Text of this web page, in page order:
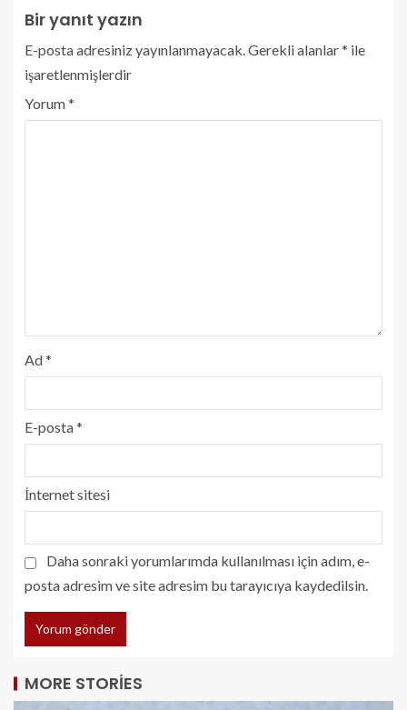
Bir yanıt yazın
E-posta adresiniz yayınlanmayacak.Gerekli alanlar* ile
işaretlenmişlerdir
Yorum*
Ad*
E-posta*
İnternet sitesi
Daha sonraki yorumlarımda kullanılması için adım, e-
posta adresim ve site adresim bu tarayıcıya kaydedilsin.
MORE STORIES